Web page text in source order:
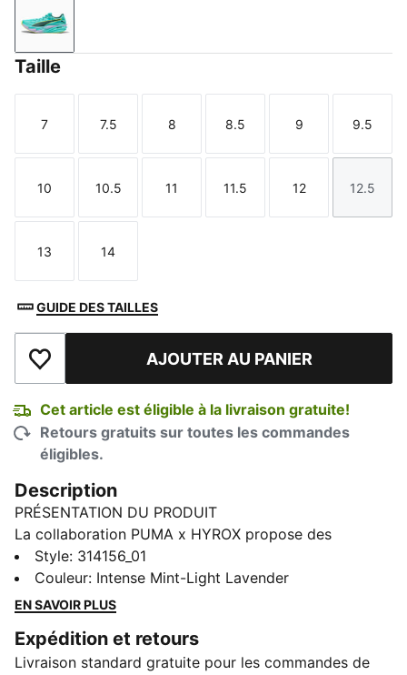
Intense Mint-Light Lavender
Taille
Taille
7
Taille
7.5
Taille
8
Taille
8.5
Taille
9
Taille
9.5
Taille
10
Taille
10.5
Taille
11
Taille
11.5
Taille
12
Taille
12.5
Taille
13
Taille
14
GUIDE DES TAILLES
Ajouter à la liste de souhaits
AJOUTER AU PANIER
Cet article est éligible à la livraison gratuite!
Retours gratuits sur toutes les commandes
éligibles.
Description
PRÉSENTATION DU PRODUIT
La collaboration PUMA x HYROX propose des
modèles haute performance spécialement conçus
pour la course d’entraînement ultime. Prenez le départ
le jour de la course avec ces chaussures de course
technologie PWRPLATE ultra-stable.
CARACTÉRISTIQUES ET AVANTAGES
Style: 314156_01
Couleur: Intense Mint-Light Lavender
EN SAVOIR PLUS
Expédition et retours
Livraison standard gratuite pour les commandes de